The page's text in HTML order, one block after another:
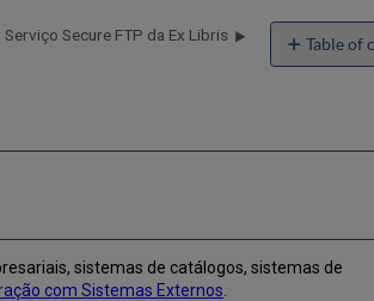
Table of
Secure FTP da Ex Libris
sistemas de catálogos, sistemas de
com Sistemas Externos